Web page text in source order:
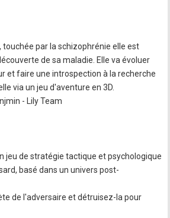
touchée par la schizophrénie elle est
de sa maladie. Elle va évoluer
et faire une introspection à la recherche
via un jeu d'aventure en 3D.
- Lily Team
jeu de stratégie tactique et psychologique
basé dans un univers post-
de l'adversaire et détruisez-la pour